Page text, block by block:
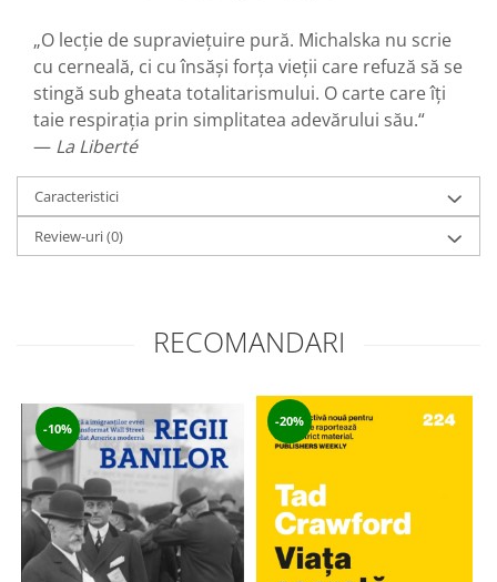
„O lecție de supraviețuire pură. Michalska nu scrie
cu cerneală, ci cu însăși forța vieții care refuză să se
stingă sub gheata totalitarismului. O carte care îți
taie respirația prin simplitatea adevărului său.“
— La Liberté
Caracteristici
Review-uri(0)
RECOMANDARI
-10%
-20%